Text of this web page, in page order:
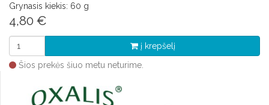
Grynasis kiekis: 60 g
4,80 €
į krepšelį
Šios prekės šiuo metu neturime.